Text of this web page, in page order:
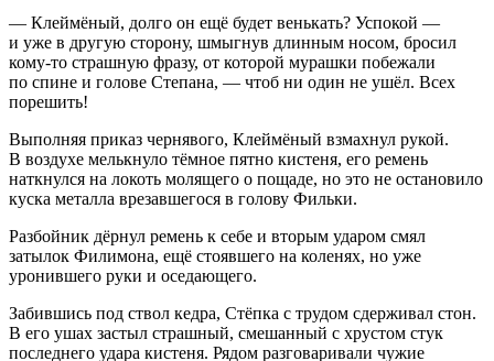
— Клеймёный, долго он ещё будет венькать? Успокой —
и уже в другую сторону, шмыгнув длинным носом, бросил
кому-то страшную фразу, от которой мурашки побежали
по спине и голове Степана, — чтоб ни один не ушёл. Всех
порешить!
Выполняя приказ чернявого, Клеймёный взмахнул рукой.
В воздухе мелькнуло тёмное пятно кистеня, его ремень
наткнулся на локоть молящего о пощаде, но это не остановило
куска металла врезавшегося в голову Фильки.
Разбойник дёрнул ремень к себе и вторым ударом смял
затылок Филимона, ещё стоявшего на коленях, но уже
уронившего руки и оседающего.
Забившись под ствол кедра, Стёпка с трудом сдерживал стон.
В его ушах застыл страшный, смешанный с хрустом стук
последнего удара кистеня. Рядом разговаривали чужие